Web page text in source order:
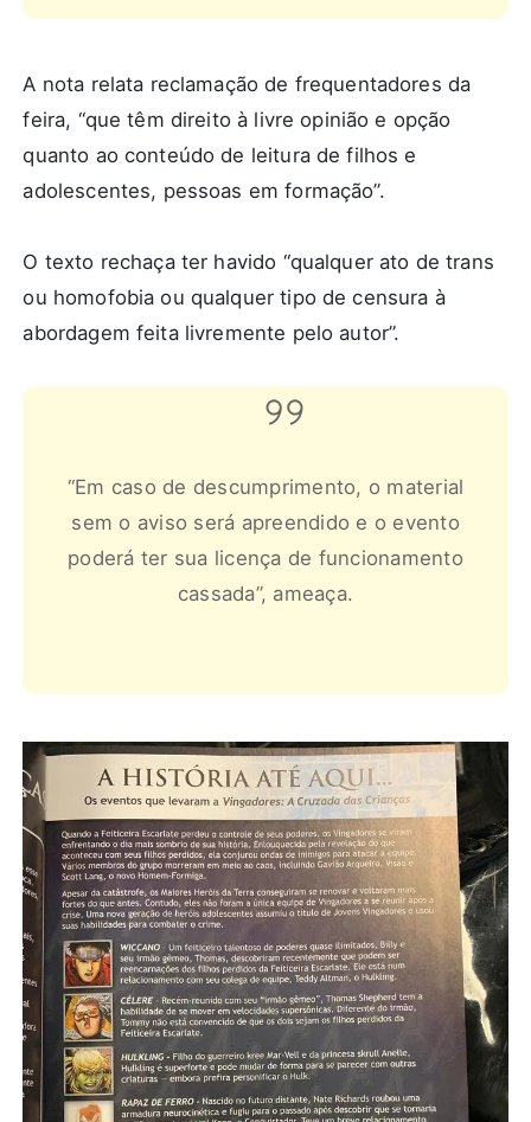
A nota relata reclamação de frequentadores da
feira, “que têm direito à livre opinião e opção
quanto ao conteúdo de leitura de filhos e
adolescentes, pessoas em formação”.
O texto rechaça ter havido “qualquer ato de trans
ou homofobia ou qualquer tipo de censura à
abordagem feita livremente pelo autor”.
“Em caso de descumprimento, o material
sem o aviso será apreendido e o evento
poderá ter sua licença de funcionamento
cassada”, ameaça.